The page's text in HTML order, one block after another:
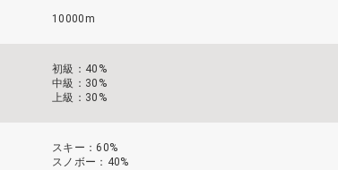
10000m
初級：40%
中級：30%
上級：30%
スキー：60%
スノボー：40%